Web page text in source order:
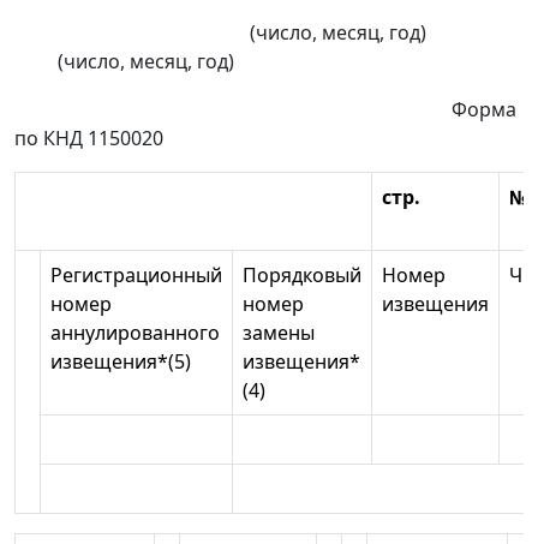
(число, месяц, год)
(число, месяц, год)
Форма
по КНД 1150020
стр. №
Регистрационный
номер
аннулированного
извещения*(5)
Порядковый
номер
замены
извещения*
(4)
Номер
извещения